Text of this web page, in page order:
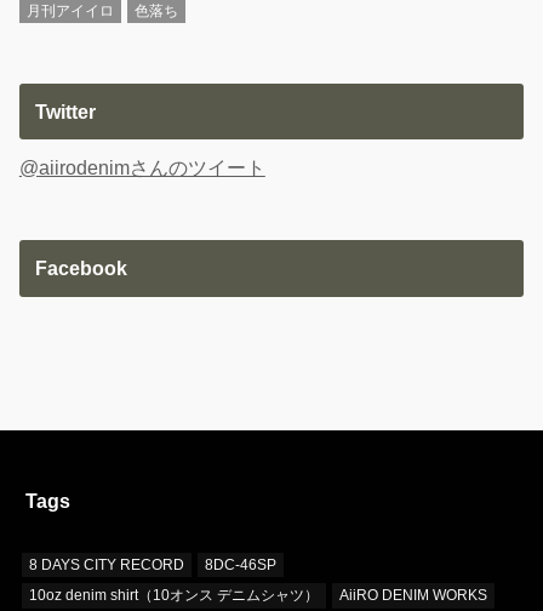
月刊アイイロ
色落ち
Twitter
@aiirodenimさんのツイート
Facebook
Tags
8 DAYS CITY RECORD
8DC-46SP
10oz denim shirt（10オンス デニムシャツ）
AiiRO DENIM WORKS